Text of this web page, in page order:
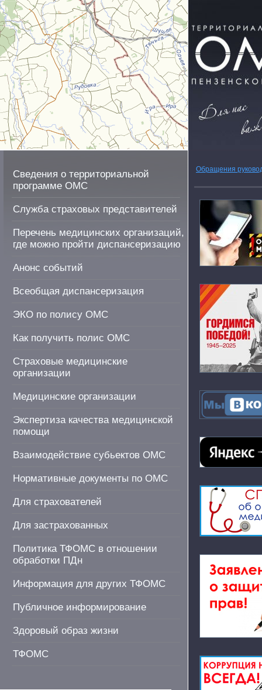
Сведения о территориальной
программе ОМС
Служба страховых представителей
Перечень медицинских организаций,
где можно пройти диспансеризацию
Анонс событий
Всеобщая диспансеризация
ЭКО по полису ОМС
Как получить полис ОМС
Страховые медицинские
организации
Медицинские организации
Экспертиза качества медицинской
помощи
Взаимодействие субьектов ОМС
Нормативные документы по ОМС
Для страхователей
Для застрахованных
Политика ТФОМС в отношении
обработки ПДн
Информация для других ТФОМС
Публичное информирование
Здоровый образ жизни
ТФОМС
Обращения